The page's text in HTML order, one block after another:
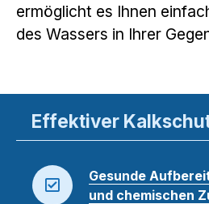
ermöglicht es Ihnen
des Wassers in Ihrer
Effektiver
Gesunde
und chemischen